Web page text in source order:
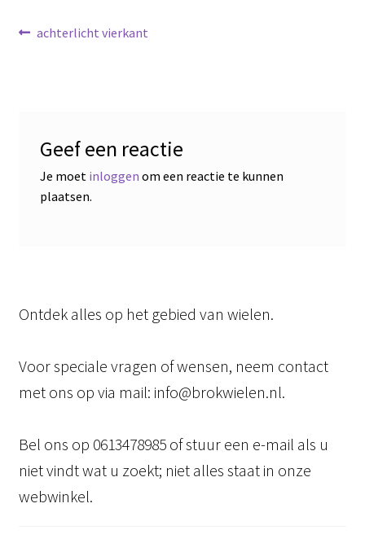
Bericht
Vorig
achterlicht vierkant
Geef een reactie
Je moet inloggen om een reactie te kunnen
plaatsen.
Ontdek alles op het gebied van wielen.
Voor speciale vragen of wensen, neem contact
met ons op via mail: info@brokwielen.nl.
Bel ons op 0613478985 of stuur een e-mail als u
niet vindt wat u zoekt; niet alles staat in onze
webwinkel.